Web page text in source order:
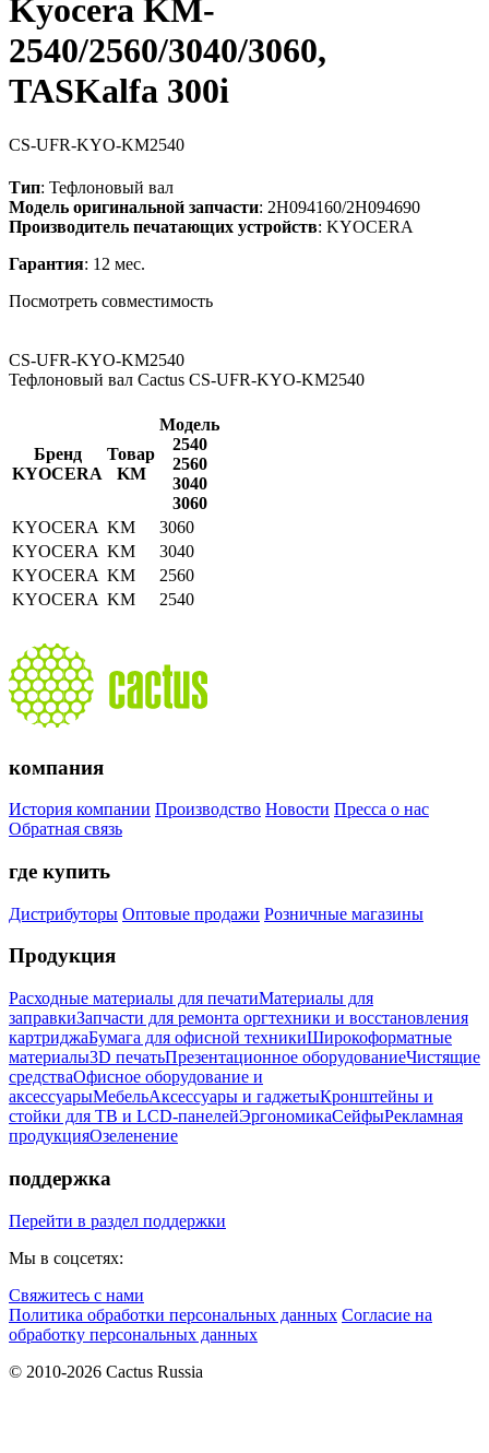
Kyocera KM-
2540/2560/3040/3060,
TASKalfa 300i
CS-UFR-KYO-KM2540
Тип: Тефлоновый вал
Модель оригинальной запчасти: 2H094160/2H094690
Производитель печатающих устройств: KYOCERA
Гарантия: 12 мес.
Посмотреть совместимость
CS-UFR-KYO-KM2540
Тефлоновый вал Cactus CS-UFR-KYO-KM2540
Бренд
KYOCERA
Товар
KM
Модель
2540
2560
3040
3060
KYOCERA KM
3060
KYOCERA KM
3040
KYOCERA KM
2560
KYOCERA KM 2540
компания
История компании Производство Новости Пресса о нас
Обратная связь
где купить
Дистрибуторы Оптовые продажи Розничные магазины
Продукция
Расходные материалы для печатиМатериалы для
заправкиЗапчасти для ремонта оргтехники и восстановления
картриджаБумага для офисной техникиШирокоформатные
материалы3D печатьПрезентационное оборудованиеЧистящие
средстваОфисное оборудование и
аксессуарыМебельАксессуары и гаджетыКронштейны и
стойки для ТВ и LCD-панелейЭргономикаСейфыРекламная
продукцияОзеленение
поддержка
Перейти в раздел поддержки
Мы в соцсетях:
Свяжитесь с нами
Политика обработки персональных данных Согласие на
обработку персональных данных
© 2010-2026 Cactus Russia